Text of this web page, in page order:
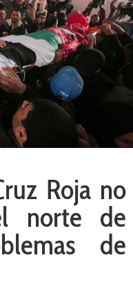
Roja no
norte de
de